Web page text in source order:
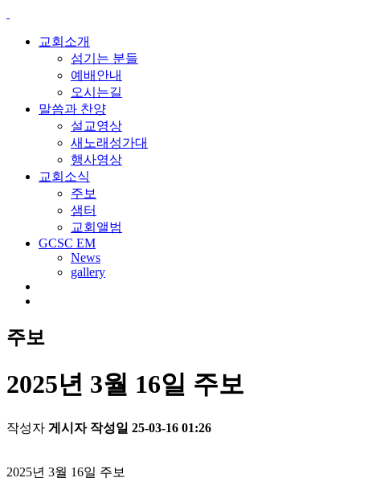
교회소개
섬기는 분들
예배안내
오시는길
말씀과 찬양
설교영상
새노래성가대
행사영상
교회소식
주보
샘터
교회앨범
GCSC EM
News
gallery
주보
2025년 3월 16일 주보
작성자 게시자 작성일 25-03-16 01:26
2025년 3월 16일 주보